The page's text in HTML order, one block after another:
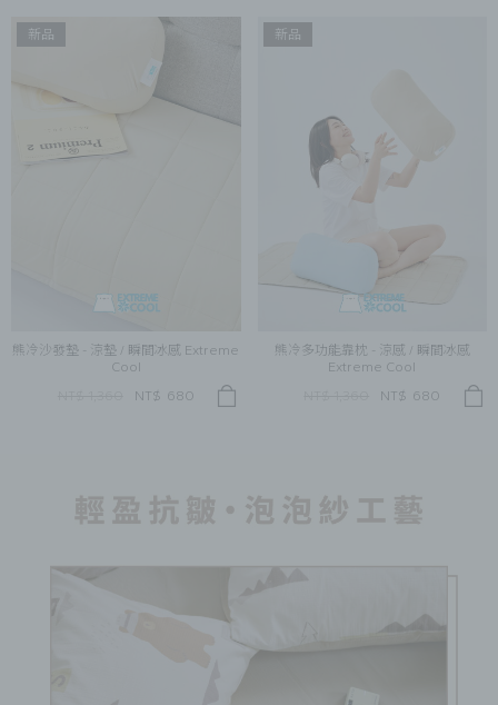
新品
熊冷沙發墊 - 涼墊 / 瞬間冰感 Extreme
Cool
NT$ 680
新品
熊冷多功能靠枕 - 涼感 / 瞬間冰感
Extreme Cool
NT$ 680